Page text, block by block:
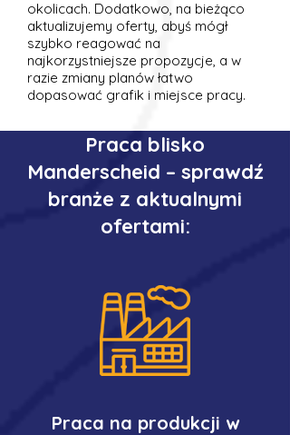
okolicach. Dodatkowo, na bieżąco
aktualizujemy oferty, abyś mógł
szybko reagować na
najkorzystniejsze propozycje, a w
razie zmiany planów łatwo
dopasować grafik i miejsce pracy.
Praca blisko
Manderscheid – sprawdź
branże z aktualnymi
ofertami:
Praca na produkcji w